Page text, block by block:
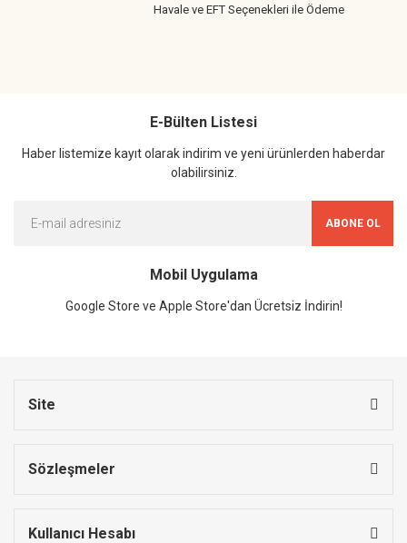
Havale ve EFT Seçenekleri ile Ödeme
E-Bülten Listesi
Haber listemize kayıt olarak indirim ve yeni ürünlerden haberdar
olabilirsiniz.
ABONE OL
Mobil Uygulama
Google Store ve Apple Store'dan Ücretsiz İndirin!
Site
Sözleşmeler
Kullanıcı Hesabı